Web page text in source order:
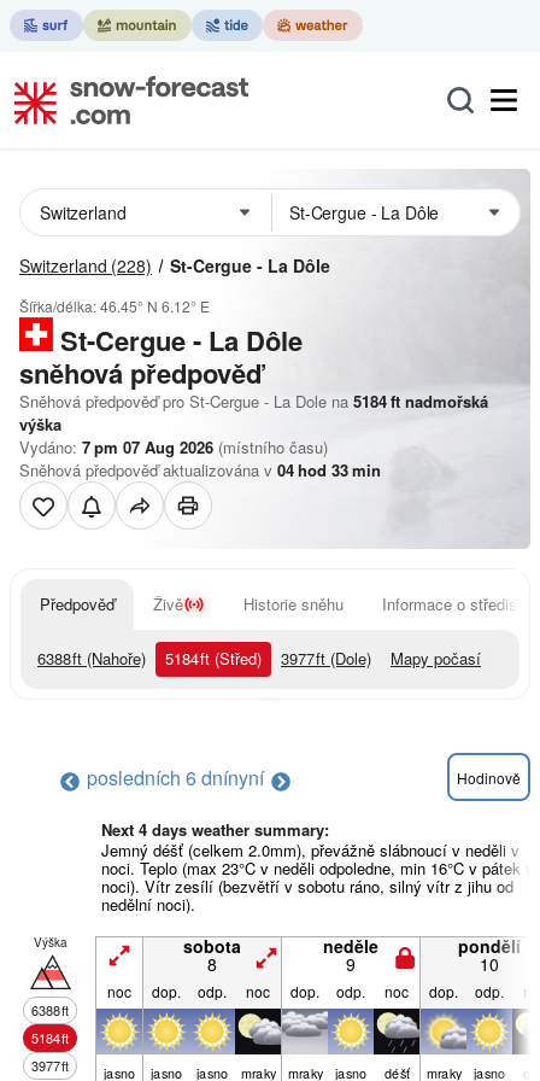
Switzerland (228) St-Cergue - La Dôle
Šířka/délka:46.45° N 6.12° E
St-Cergue - La Dôle
sněhová předpověď
Sněhová předpověď pro St-Cergue - La Dole na 5184ft nadmořská
výška
Vydáno: 7 pm 07 Aug 2026 (místního času)
Sněhová předpověď aktualizována v 04hod 33min
Předpověď Živě Historie sněhu Informace o středisku
6388ft (Nahoře) 5184ft (Střed) 3977ft (Dole) Mapy počasí
posledních 6 dnínyní Hodinově
Next 4 days weather summary:
Jemný déšť (celkem 2.0mm), převážně slábnoucí v neděli v
noci. Teplo (max 23°C v neděli odpoledne, min 16°C v pátek v
noci). Vítr zesílí (bezvětří v sobotu ráno, silný vítr z jihu od
nedělní noci).
Výška
6388ft
5184ft
3977ft
sobota
8
neděle
9
pondělí
10
noc dop. odp. noc dop. odp. noc dop. odp.
jasno jasno jasno mraky mraky jasno déšť mraky jasno